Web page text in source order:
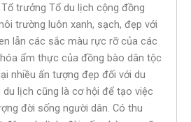
trưởng Tổ du lịch cộng đồng
trường luôn xanh, sạch, đẹp với
lẫn các sắc màu rực rỡ của các
ẩm thực của đồng bào dân tộc
nhiều ấn tượng đẹp đối với du
lịch cũng là cơ hội để tạo việc
đời sống người dân. Có thu